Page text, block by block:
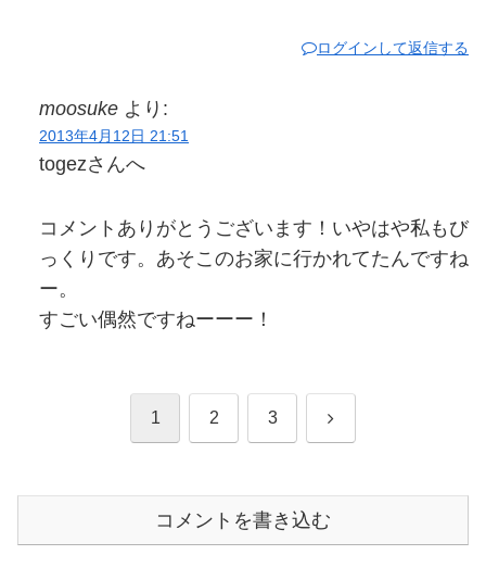
ログインして返信する
moosuke より:
2013年4月12日 21:51
togezさんへ
コメントありがとうございます！いやはや私もび
っくりです。あそこのお家に行かれてたんですね
ー。
すごい偶然ですねーーー！
1 2 3 次
コメントを書き込む